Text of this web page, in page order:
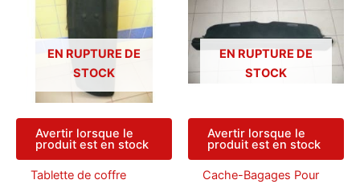
EN RUPTURE DE
STOCK
Avertir lorsque le
produit est en stock
Tablette de coffre
EN RUPTURE DE
STOCK
Avertir lorsque le
produit est en stock
Cache-Bagages Pour